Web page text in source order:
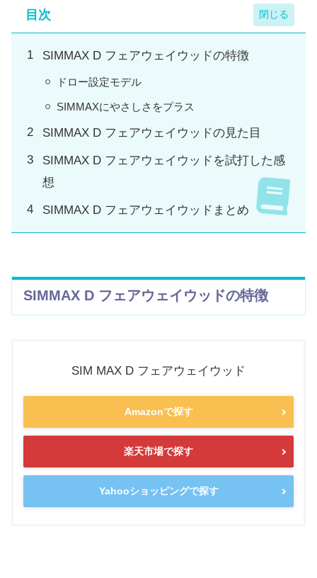
目次
SIMMAX D フェアウェイウッドの特徴
ドロー設定モデル
SIMMAXにやさしさをプラス
SIMMAX D フェアウェイウッドの見た目
SIMMAX D フェアウェイウッドを試打した感
想
SIMMAX D フェアウェイウッドまとめ
SIMMAX D フェアウェイウッドの特徴
SIM MAX D フェアウェイウッド
Amazonで探す
楽天市場で探す
Yahooショッピングで探す